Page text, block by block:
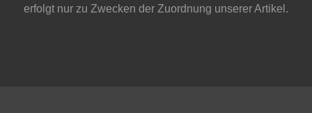
erfolgt nur zu Zwecken der Zuordnung unserer Artikel.